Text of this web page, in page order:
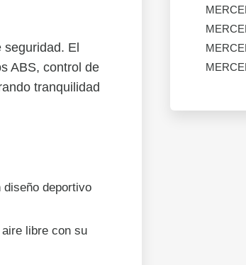
El
ABS, control de
tranquilidad
diseño deportivo
libre con su